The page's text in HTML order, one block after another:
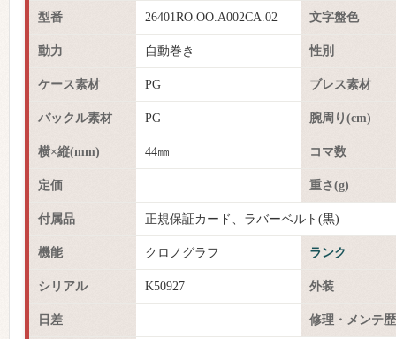
型番 26401RO.OO.A002CA.02 文字盤色
動力 自動巻き 性別
ケース素材 PG ブレス素材
バックル素材 PG 腕周り(cm)
横×縦(mm) 44㎜ コマ数
定価 重さ(g)
付属品 正規保証カード、ラバーベルト(黒)
機能 クロノグラフ ランク
シリアル K50927 外装
日差 修理・メンテ歴